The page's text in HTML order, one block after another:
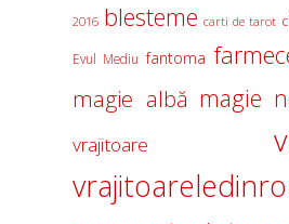
2016 blesteme carti de tarot
Evul Mediu fantoma
magie albă magie
vrajitoare